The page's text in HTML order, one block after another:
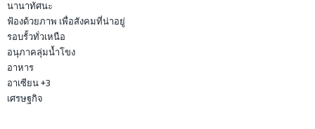
นานาทัศนะ
ฟ้องด้วยภาพ เพื่อสังคมที่น่าอยู่
รอบรั้วทั่วเหนือ
อนุภาคลุ่มน้ำโขง
อาหาร
อาเซียน +3
เศรษฐกิจ